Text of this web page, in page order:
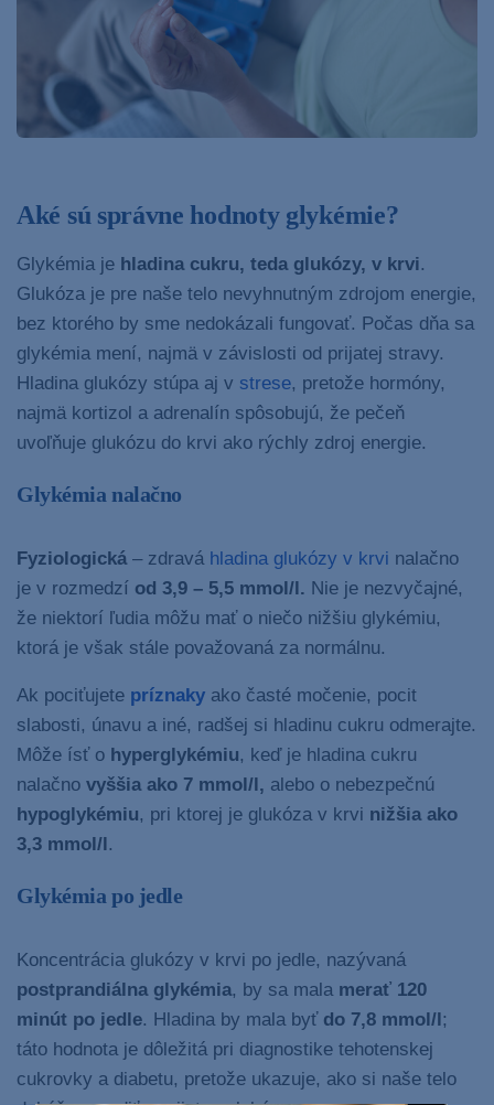
Aké sú správne hodnoty glykémie?
Glykémia je hladina cukru, teda glukózy, v krvi.
Glukóza je pre naše telo nevyhnutným zdrojom energie,
bez ktorého by sme nedokázali fungovať. Počas dňa sa
glykémia mení, najmä v závislosti od prijatej stravy.
Hladina glukózy stúpa aj v strese, pretože hormóny,
najmä kortizol a adrenalín spôsobujú, že pečeň
uvoľňuje glukózu do krvi ako rýchly zdroj energie.
Glykémia nalačno
Fyziologická – zdravá hladina glukózy v krvi nalačno
je v rozmedzí od 3,9 – 5,5 mmol/l. Nie je nezvyčajné,
že niektorí ľudia môžu mať o niečo nižšiu glykémiu,
ktorá je však stále považovaná za normálnu.
Ak pociťujete príznaky ako časté močenie, pocit
slabosti, únavu a iné, radšej si hladinu cukru odmerajte.
Môže ísť o hyperglykémiu, keď je hladina cukru
nalačno vyššia ako 7 mmol/l, alebo o nebezpečnú
hypoglykémiu, pri ktorej je glukóza v krvi nižšia ako
3,3 mmol/l.
Glykémia po jedle
Koncentrácia glukózy v krvi po jedle, nazývaná
postprandiálna glykémia, by sa mala merať 120
minút po jedle. Hladina by mala byťdo 7,8 mmol/l;
táto hodnota je dôležitá pri diagnostike tehotenskej
cukrovky a diabetu, pretože ukazuje, ako si naše telo